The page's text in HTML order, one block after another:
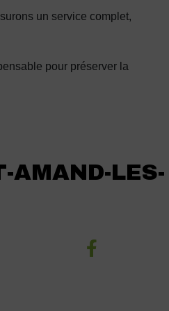
un service complet,
pour préserver la
AMAND-LES-